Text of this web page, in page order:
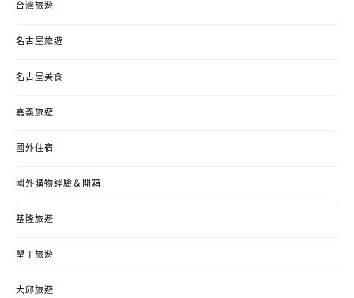
台灣旅遊
名古屋旅遊
名古屋美食
嘉義旅遊
國外住宿
國外購物經驗＆開箱
基隆旅遊
墾丁旅遊
大邱旅遊